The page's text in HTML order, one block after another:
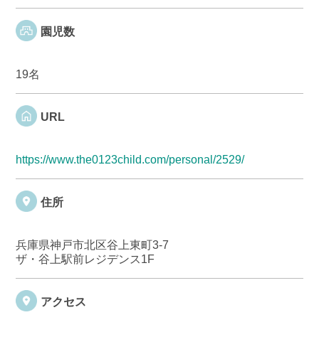
園児数
19名
URL
https://www.the0123child.com/personal/2529/
住所
兵庫県神戸市北区谷上東町3-7
ザ・谷上駅前レジデンス1F
アクセス